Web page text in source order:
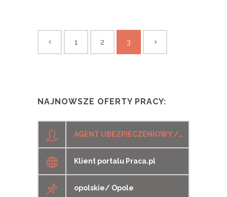
1 2 3
NAJNOWSZE OFERTY PRACY:
AGENT UBEZPIECZENIOWY / AGENTKA UBEZPIECZENIOWA
Klient portalu Praca.pl
opolskie/ Opole